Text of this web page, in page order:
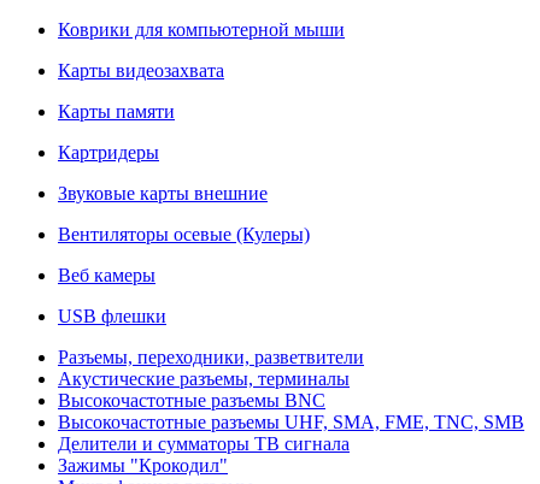
Коврики для компьютерной мыши
Карты видеозахвата
Карты памяти
Картридеры
Звуковые карты внешние
Вентиляторы осевые (Кулеры)
Веб камеры
USB флешки
Разъемы, переходники, разветвители
Акустические разъемы, терминалы
Высокочастотные разъемы BNC
Высокочастотные разъемы UHF, SMA, FME, TNC, SMB
Делители и сумматоры ТВ сигнала
Зажимы "Крокодил"